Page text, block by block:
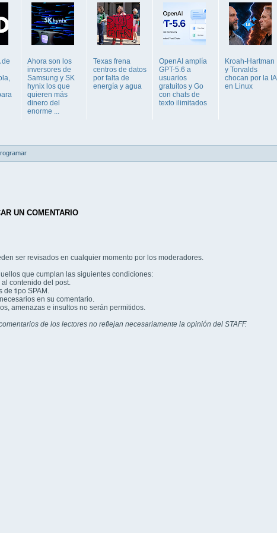
de
Ahora son los
inversores de
Samsung y SK
hynix los que
quieren más
dinero del
enorme ...
Texas frena
centros de datos
por falta de
energía y agua
OpenAI amplía
GPT-5.6 a
usuarios
gratuitos y Go
con chats de
texto ilimitados
Kroah-Hartman
y Torvalds
chocan por la IA
en Linux
UN COMENTARIO
ser revisados en cualquier momento por los moderadores.
que cumplan las siguientes condiciones:
contenido del post.
de tipo SPAM.
en su comentario.
amenazas e insultos no serán permitidos.
de los lectores no reflejan necesariamente la opinión del STAFF.